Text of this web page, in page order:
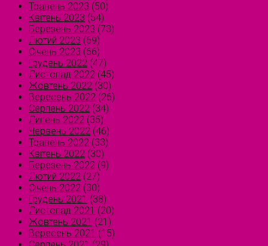
Травень 2023 (50)
Квітень 2023 (54)
Березень 2023 (73)
Лютий 2023 (69)
Січень 2023 (66)
Грудень 2022 (47)
Листопад 2022 (45)
Жовтень 2022 (30)
Вересень 2022 (26)
Серпень 2022 (34)
Липень 2022 (35)
Червень 2022 (46)
Травень 2022 (33)
Квітень 2022 (30)
Березень 2022 (9)
Лютий 2022 (27)
Січень 2022 (30)
Грудень 2021 (38)
Листопад 2021 (20)
Жовтень 2021 (21)
Вересень 2021 (15)